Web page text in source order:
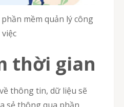
mềm quản lý công
việc
thời gian
thông tin, dữ liệu sẽ